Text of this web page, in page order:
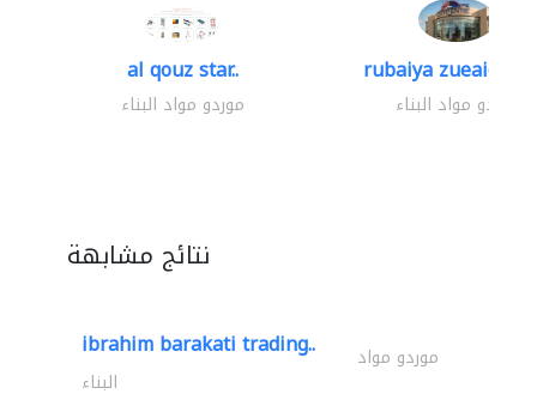
al qouz star..
موردو مواد البناء
rubaiya zueaid
موردو مواد البناء
نتائج مشابهة
ibrahim barakati trading.. موردو مواد
البناء